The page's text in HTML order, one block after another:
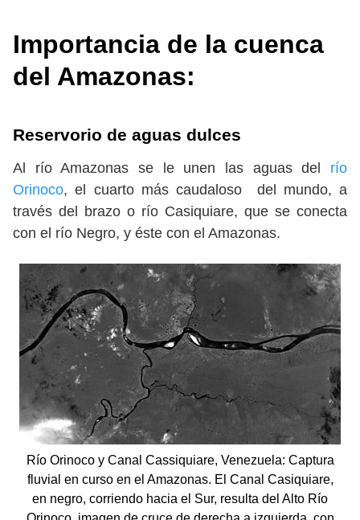
Importancia de la cuenca
del Amazonas:
Reservorio de aguas dulces
Al río Amazonas se le unen las aguas del río
Orinoco, el cuarto más caudaloso del mundo, a
través del brazo o río Casiquiare, que se conecta
con el río Negro, y éste con el Amazonas.
Río Orinoco y Canal Cassiquiare, Venezuela: Captura
fluvial en curso en el Amazonas. El Canal Casiquiare,
en negro, corriendo hacia el Sur, resulta del Alto Río